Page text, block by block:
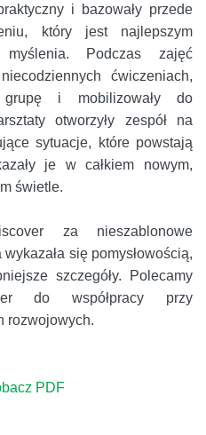
i bazowały przede
który jest najlepszym
myślenia. Podczas zajęć
ćwiczeniach,
grupę i mobilizowały do
otworzyły zespół na
sytuacje, które powstają
je w całkiem nowym,
świetle.
za nieszablonowe
się pomysłowością,
szczegóły. Polecamy
do współpracy przy
rozwojowych.
PDF